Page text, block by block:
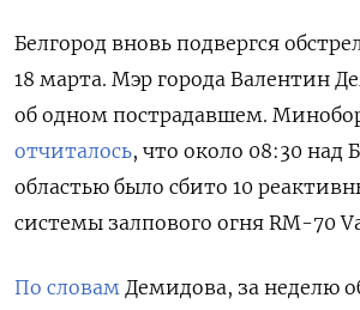
Белгород вновь подвергся
18 марта. Мэр города Валентин
об одном пострадавшем.
отчиталось, что около 08:30 над
областью было сбито 10
системы залпового огня RM-70
По словам Демидова, за неделю